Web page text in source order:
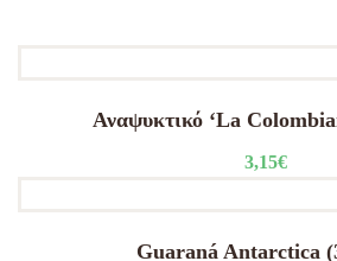
Αναψυκτικό ‘La
3,15€
Guaraná Antarctica